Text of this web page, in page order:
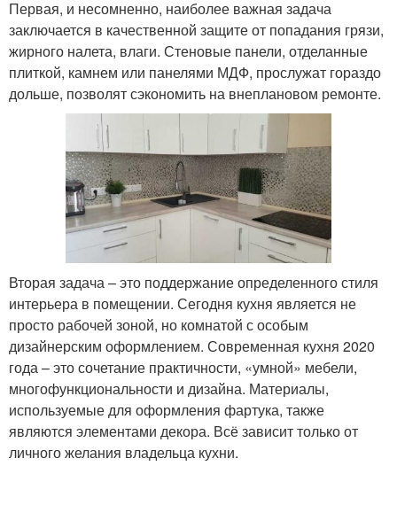
Первая, и несомненно, наиболее важная задача
заключается в качественной защите от попадания грязи,
жирного налета, влаги. Стеновые панели, отделанные
плиткой, камнем или панелями МДФ, прослужат гораздо
дольше, позволят сэкономить на внеплановом ремонте.
Вторая задача – это поддержание определенного стиля
интерьера в помещении. Сегодня кухня является не
просто рабочей зоной, но комнатой с особым
дизайнерским оформлением. Современная кухня 2020
года – это сочетание практичности, «умной» мебели,
многофункциональности и дизайна. Материалы,
используемые для оформления фартука, также
являются элементами декора. Всё зависит только от
личного желания владельца кухни.